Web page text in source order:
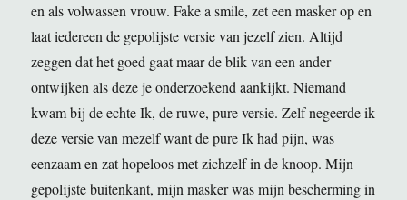
en als volwassen vrouw. Fake a smile, zet een masker op en
laat iedereen de gepolijste versie van jezelf zien. Altijd
zeggen dat het goed gaat maar de blik van een ander
ontwijken als deze je onderzoekend aankijkt. Niemand
kwam bij de echte Ik, de ruwe, pure versie. Zelf negeerde ik
deze versie van mezelf want de pure Ik had pijn, was
eenzaam en zat hopeloos met zichzelf in de knoop. Mijn
gepolijste buitenkant, mijn masker was mijn bescherming in